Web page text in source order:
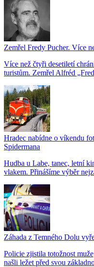
Zemřel Fredy Pucher. Více
Více než čtyři desetiletí
turistům. Zemřel Alfréd
Hradec nabídne o víkendu
Spidermana
Hudba u Labe, tanec, letní
vlakem. Přinášíme výběr
Záhada z Temného Dolu
Policie zjistila totožnost
našli ležet před svou